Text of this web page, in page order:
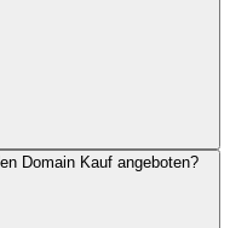
Domain Kauf angeboten?